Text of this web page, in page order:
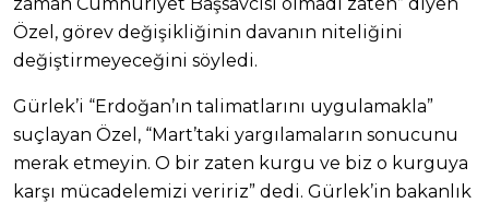
Özel, görev değişikliğinin davanın niteliğini
değiştirmeyeceğini söyledi.
Gürlek’i “Erdoğan’ın talimatlarını uygulamakla”
suçlayan Özel, “Mart’taki yargılamaların sonucunu
merak etmeyin. O bir zaten kurgu ve biz o kurguya
karşı mücadelemizi veririz” dedi. Gürlek’in bakanlık